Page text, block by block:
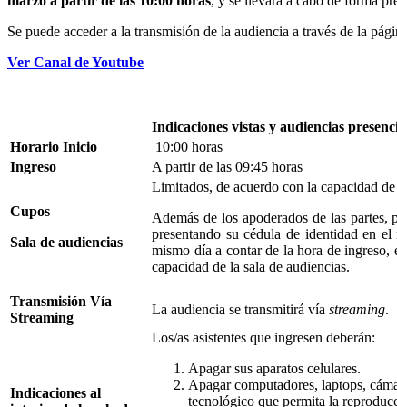
Se puede acceder a la transmisión de la audiencia a través de la
Ver Canal de Youtube
Indicaciones vistas y audiencias
Horario Inicio
10:00 horas
Ingreso
A partir de las 09:45 horas
Cupos
Sala de audiencias
Limitados, de acuerdo con la capacidad
Además de los apoderados de las partes,
presentando su cédula de identidad en
mismo día a contar de la hora de
capacidad de la sala de audiencias.
Transmisión Vía
Streaming
La audiencia se transmitirá vía streaming.
Indicaciones al
Los/as asistentes que ingresen deberán:
Apagar sus aparatos celulares.
Apagar computadores, laptops,
tecnológico que permita la